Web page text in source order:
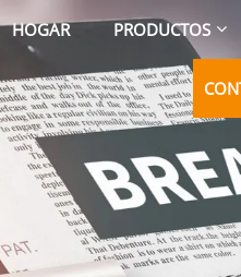
HOGAR PRODUCTOS